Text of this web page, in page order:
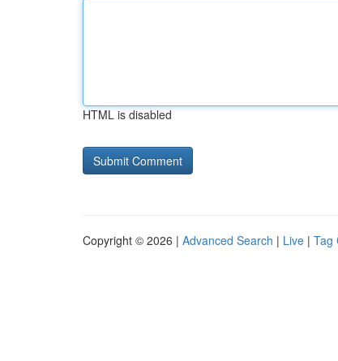
HTML is disabled
Copyright © 2026 | Advanced Search | Live | Tag